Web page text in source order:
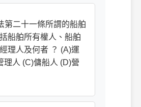
第二十一條所謂的船舶
船舶所有權人、船舶
理人及何者 ？ (A)運
理人 (C)傭船人 (D)營